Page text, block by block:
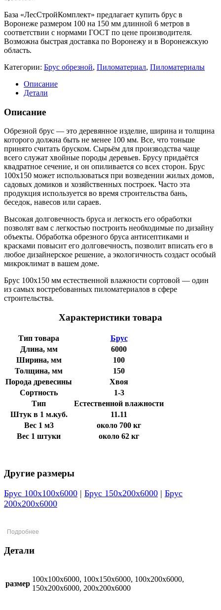
База «ЛесСтройКомплект» предлагает купить брус в
Воронеже размером 100 на 150 мм длинной 6 метров в
соответствии с нормами ГОСТ по цене производителя.
Возможна быстрая доставка по Воронежу и в Воронежскую
область.
Категории: Брус обрезной, Пиломатериал, Пиломатериалы
Описание
Детали
Описание
Обрезной брус — это деревянное изделие, ширина и толщина
которого должна быть не менее 100 мм. Все, что тоньше
принято считать бруском. Сырьём для производства чаще
всего служат хвойные породы деревьев. Брусу придаётся
квадратное сечение, и он опиливается со всех сторон. Брус
100х150 может использоваться при возведении жилых домов,
садовых домиков и хозяйственных построек. Часто эта
продукция используется во время строительства бань,
беседок, навесов или сараев.
Высокая долговечность бруса и легкость его обработки
позволят вам с легкостью построить необходимые по дизайну
объекты. Обработка обрезного бруса антисептиками и
красками повысит его долговечность, позволит вписать его в
любое дизайнерское решение, а экологичность создаст особый
микроклимат в вашем доме.
Брус 100х150 мм естественной влажности сортовой — один
из самых востребованных пиломатериалов в сфере
строительства.
Характеристики товара
Тип товара
Брус
Длина, мм
6000
Ширина, мм
100
Толщина, мм
150
Порода древесины
Хвоя
Сортность
1-3
Тип
Естественной влажности
Штук в 1 м.куб.
11.11
Вес 1 м3
около 700 кг
Вес 1 штуки
около 62 кг
Другие размеры
Брус 100х100х6000 | Брус 150х200х6000 | Брус
200х200х6000
Детали
размер
100х100х6000, 100х150х6000, 100х200х6000,
150х200х6000, 200х200х6000